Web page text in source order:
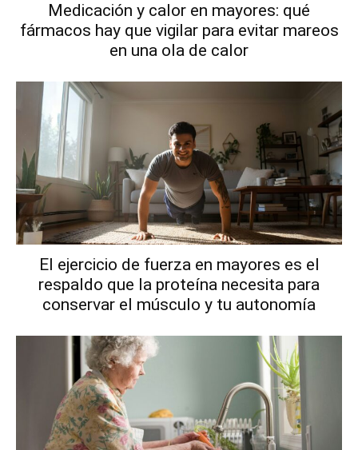
Medicación y calor en mayores: qué
fármacos hay que vigilar para evitar mareos
en una ola de calor
El ejercicio de fuerza en mayores es el
respaldo que la proteína necesita para
conservar el músculo y tu autonomía